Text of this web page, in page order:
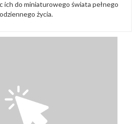
ich do miniaturowego świata pełnego
życia.